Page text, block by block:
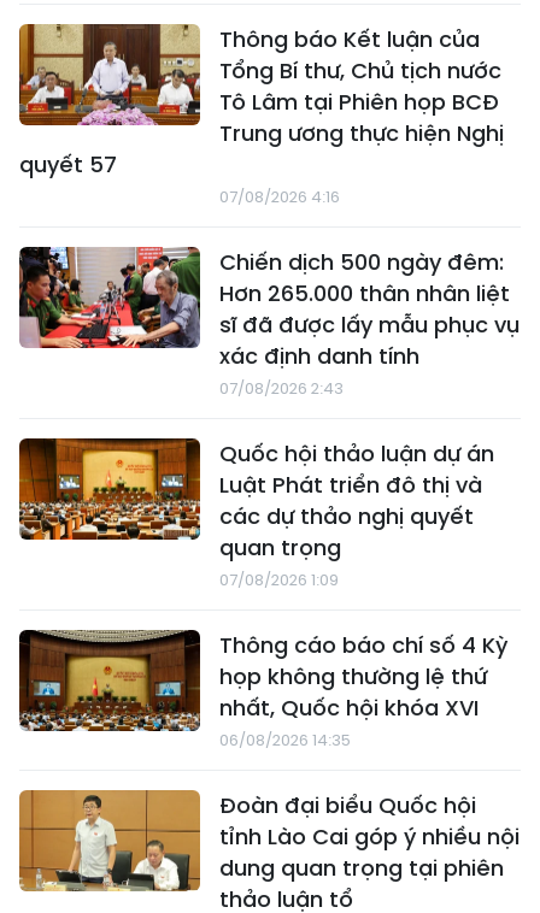
Thông báo Kết luận của
Tổng Bí thư, Chủ tịch nước
Tô Lâm tại Phiên họp BCĐ
Trung ương thực hiện Nghị
quyết 57
07/08/2026 4:16
Chiến dịch 500 ngày đêm:
Hơn 265.000 thân nhân liệt
sĩ đã được lấy mẫu phục vụ
xác định danh tính
07/08/2026 2:43
Quốc hội thảo luận dự án
Luật Phát triển đô thị và
các dự thảo nghị quyết
quan trọng
07/08/2026 1:09
Thông cáo báo chí số 4 Kỳ
họp không thường lệ thứ
nhất, Quốc hội khóa XVI
06/08/2026 14:35
Đoàn đại biểu Quốc hội
tỉnh Lào Cai góp ý nhiều nội
dung quan trọng tại phiên
thảo luận tổ